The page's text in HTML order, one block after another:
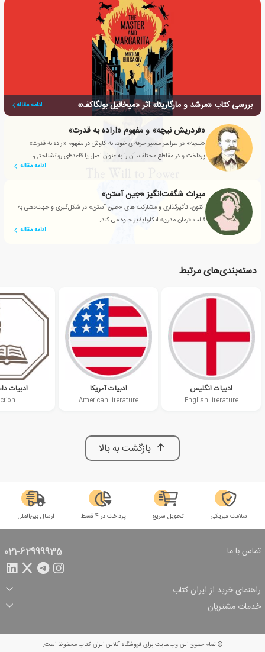
بررسی کتاب «مرشد و مارگاریتا» اثر «میخائیل بولگاکف» ادامه مقاله
«فردریش نیچه» و مفهوم «اراده به قدرت»
«نیچه» در سراسر مسیر حرفه‌ای خود، به کاوش در مفهوم «اراده به قدرت»
پرداخت و در مقاطع مختلف، آن را به عنوان اصل یا قاعده‌ای روانشناختی،
ادامه مقاله
میراث شگفت‌انگیز «جین آستن»
اکنون، تأثیرگذاری و مشارکت های «جین آستن» در شکل‌گیری و جهت‌دهی به
قالب «رمان مدرن» انکارناپذیر جلوه می کند.
ادامه مقاله
دسته‌بندی‌های مرتبط
ادبیات انگلیس
English literature
ادبیات آمریکا
American literature
ادبیات
بازگشت به بالا
سلامت فیزیکی تحویل سریع پرداخت در 4 قسط ارسال بین‌الملل
تماس با ما 021-62999935
راهنمای خرید از ایران کتاب
ثبت سفارش
شرایط ارسال سفارش
شیوه پرداخت
تخفیف‌های خرید
خدمات مشتریان
© تمام حقوق این وب‌سایت برای فروشگاه آنلاین ایران کتاب محفوظ است.